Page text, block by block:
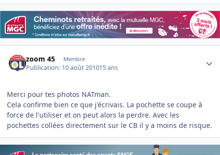
zoom 45 Membre
Publication: 10 août 201015 ans
Merci pour tes photos NATman.
Cela confirme bien ce que j'écrivais. La pochette se coupe à
force de l'utiliser et on peut alors la perdre. Avec les
pochettes collées directement sur le CB il y a moins de risque.